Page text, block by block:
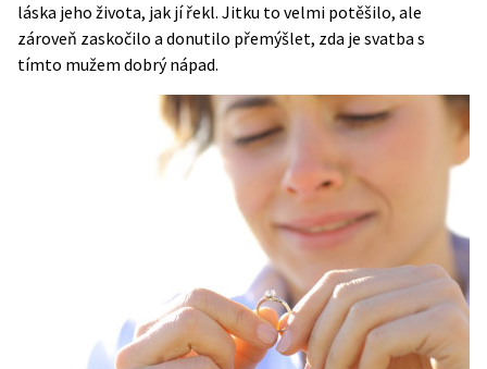
láska jeho života, jak jí řekl. Jitku to velmi potěšilo, ale
zároveň zaskočilo a donutilo přemýšlet, zda je svatba s
tímto mužem dobrý nápad.